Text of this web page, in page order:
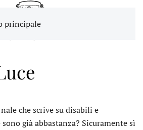
principale
che scrive su disabili e
già abbastanza? Sicuramente sì